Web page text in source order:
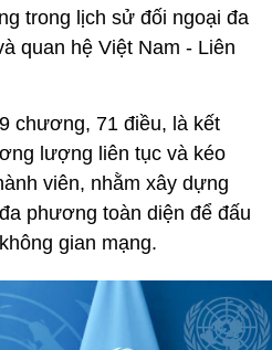
trong lịch sử đối ngoại đa
quan hệ Việt Nam - Liên
chương, 71 điều, là kết
lượng liên tục và kéo
viên, nhằm xây dựng
phương toàn diện để đấu
gian mạng.